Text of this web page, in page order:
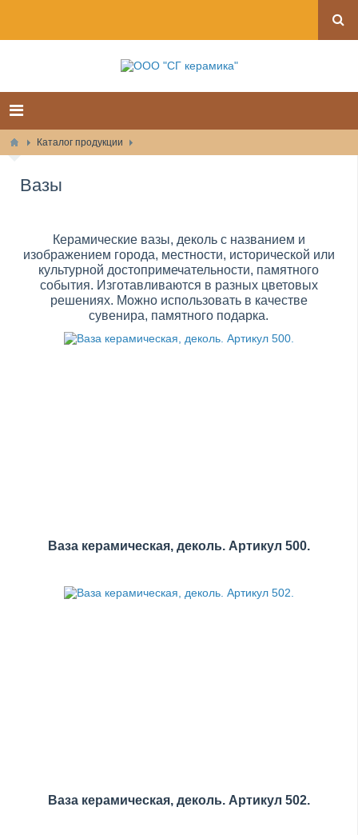
Каталог продукции
Вазы
Керамические вазы, деколь с названием и
изображением города, местности, исторической или
культурной достопримечательности, памятного
события. Изготавливаются в разных цветовых
решениях. Можно использовать в качестве
сувенира, памятного подарка.
Ваза керамическая, деколь. Артикул 500.
Ваза керамическая, деколь. Артикул 502.